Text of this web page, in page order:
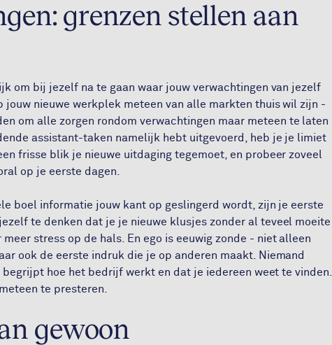
grenzen stellen aan
om bij jezelf na te gaan waar jouw verwachtingen van jezelf
jouw nieuwe werkplek meteen van alle markten thuis wil zijn -
om alle zorgen rondom verwachtingen maar meteen te laten
assistant-taken namelijk hebt uitgevoerd, heb je je limiet
frisse blik je nieuwe uitdaging tegemoet, en probeer zoveel
op je eerste dagen.
boel informatie jouw kant op geslingerd wordt, zijn je eerste
te denken dat je je nieuwe klusjes zonder al teveel moeite
stress op de hals. En ego is eeuwig zonde - niet alleen
ook de eerste indruk die je op anderen maakt. Niemand
hoe het bedrijf werkt en dat je iedereen weet te vinden.
te presteren.
gewoon